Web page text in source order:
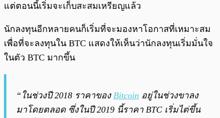
แต่ตอนนี้เริ่มจะเก็บสะสมเหรียญแล้ว
นักลงทุนอีกหลายคนก็เริ่มที่จะมองหาโอกาสที่เหมาะสม
เพื่อที่จะลงทุนใน BTC แสดงให้เห็นว่านักลงทุนเริ่มมั่นใจ
ในตัว BTC มากขึ้น
“ในช่วงปี 2018 ราคาของ Bitcoin อยู่ในช่วงขาลง
มาโดยตลอด ซึ่งในปี 2019 นี้ราคา BTC เริ่มไต่ขึ้น